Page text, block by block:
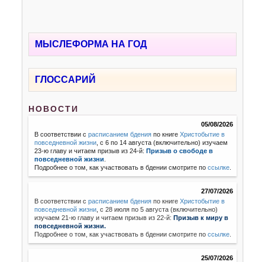
МЫСЛЕФОРМА НА ГОД
ГЛОССАРИЙ
НОВОСТИ
05/08/2026
В соответствии срасписанием бдения по книгеХристобытие в
повседневной жизни , с 6 по 14 августа (включительно) изучаем
23-ю главу и читаем призыв из 24-й:Призыв о свободе в
повседневной жизни
Подробнее о том, как участвовать в бдении смотрите поссылке
27/07/2026
В соответствии с расписанием бдения по книгеХристобытие в
повседневной жизни с 28 июля по 5 августа (включительно)
изучаем 21-ю главу и читаем призыв из 22-й:Призыв к миру в
повседневной жизни.
Подробнее о том, как участвовать в бдении смотрите поссылке
25/07/2026